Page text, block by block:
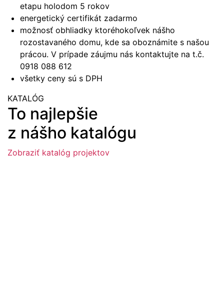
etapu holodom 5 rokov
energetický certifikát zadarmo
možnosť obhliadky ktoréhokoľvek nášho
rozostavaného domu, kde sa oboznámite s našou
prácou. V prípade záujmu nás kontaktujte na t.č.
0918 088 612
všetky ceny sú s DPH
KATALÓG
To najlepšie
z nášho katalógu
Zobraziť katalóg projektov